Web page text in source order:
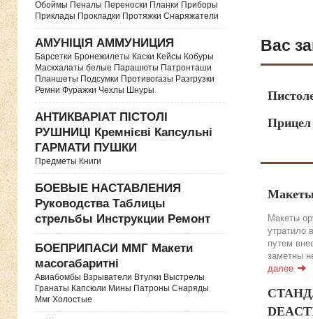
Обоймы Пеналы Переноски Планки Приборы
Приклады Прокладки Протяжки Снаряжатели
АМУНІЦІЯ АММУНИЦИЯ
Барсетки Бронежилеты Каски Кейсы Кобуры
Маскхалаты белые Парашюты Патронташи
Планшеты Подсумки Противогазы Разгрузки
Ремни Фуражки Чехлы Шнуры
АНТИКВАРІАТ ПІСТОЛІ
РУШНИЦІ Кремнієві Капсульні
ГАРМАТИ ПУШКИ
Предметы Книги
БОЕВЫЕ НАСТАВЛЕНИЯ
Руководства Таблицы
стрельбы Инструкции Ремонт
БОЕПРИПАСИ ММГ Макети
масогабаритні
Авиабомбы Взрыватели Втулки Выстрелы
Гранаты Капсюли Мины Патроны Снаряды
Ммг Холостые
Вас
Прицел
Макеты
Макеты
утратило
путем
заметны
далее